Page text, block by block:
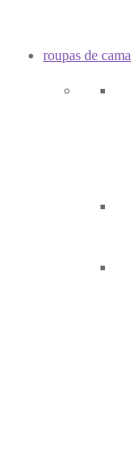
roupas de cama